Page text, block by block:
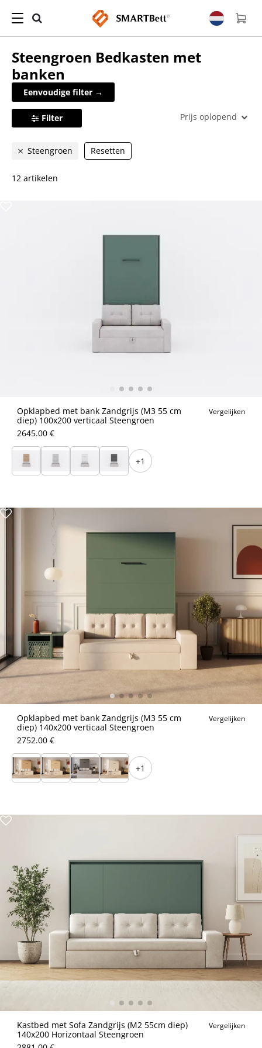
Steengroen Bedkasten met
banken
Eenvoudige filter →
Filter Prijs oplopend
Steengroen Resetten
12 artikelen
Opklapbed met bank Zandgrijs (M3 55 cm
diep) 100x200 verticaal Steengroen
Vergelijken
2645.00 €
+1
Opklapbed met bank Zandgrijs (M3 55 cm
diep) 140x200 verticaal Steengroen
Vergelijken
2752.00 €
+1
Kastbed met Sofa Zandgrijs (M2 55cm diep)
140x200 Horizontaal Steengroen
Vergelijken